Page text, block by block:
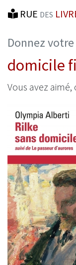
RUE DES
Donnez
domicile
Vous avez aimé,